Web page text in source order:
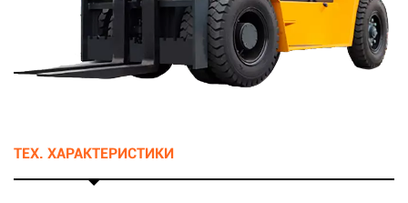
ТЕХ. ХАРАКТЕРИСТИКИ